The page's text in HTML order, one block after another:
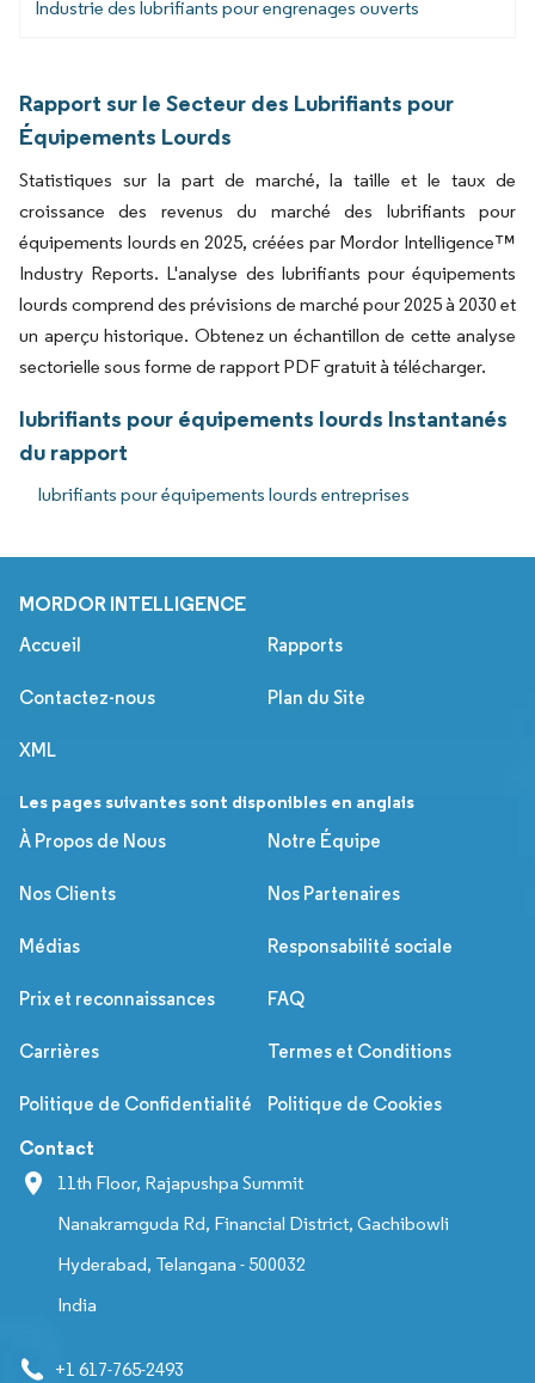
Industrie des lubrifiants pour engrenages ouverts
Rapport sur le Secteur des Lubrifiants pour
Équipements Lourds
Statistiques sur la part de marché, la taille et le taux de
croissance des revenus du marché des lubrifiants pour
équipements lourds en 2025, créées par Mordor Intelligence™
Industry Reports. L'analyse des lubrifiants pour équipements
lourds comprend des prévisions de marché pour 2025 à 2030 et
un aperçu historique. Obtenez un échantillon de cette analyse
sectorielle sous forme de rapport PDF gratuit à télécharger.
lubrifiants pour équipements lourds Instantanés
du rapport
lubrifiants pour équipements lourds entreprises
MORDOR INTELLIGENCE
Accueil Rapports
Contactez-nous Plan du Site
XML
Les pages suivantes sont disponibles en anglais
À Propos de Nous
Notre Équipe
Nos Clients Nos Partenaires
Médias Responsabilité sociale
Prix et reconnaissances FAQ
Carrières Termes et Conditions
Politique de Confidentialité Politique de Cookies
Contact
11th Floor, Rajapushpa Summit
Nanakramguda Rd, Financial District, Gachibowli
Hyderabad, Telangana - 500032
India
+1 617-765-2493